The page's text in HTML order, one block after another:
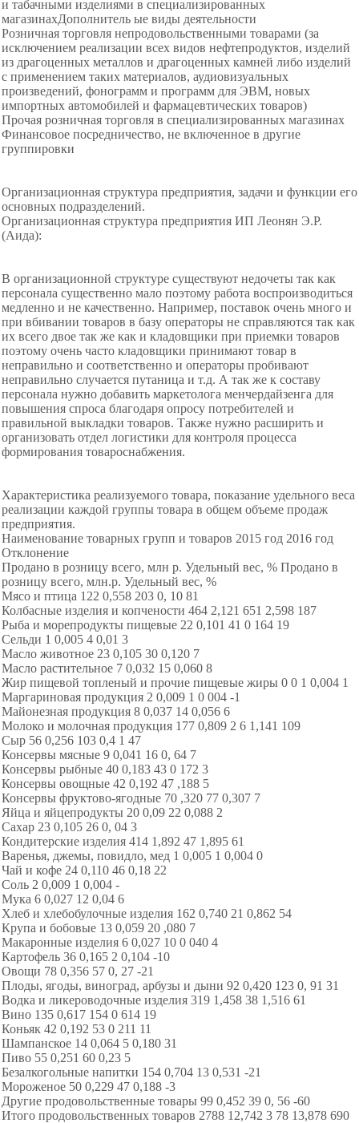
и табачными изделиями в специализированных
магазинахДополнитель ые виды деятельности
Розничная торговля непродовольственными товарами (за
исключением реализации всех видов нефтепродуктов, изделий
из драгоценных металлов и драгоценных камней либо изделий
с применением таких материалов, аудиовизуальных
произведений, фонограмм и программ для ЭВМ, новых
импортных автомобилей и фармацевтических товаров)
Прочая розничная торговля в специализированных магазинах
Финансовое посредничество, не включенное в другие
группировки
Организационная структура предприятия, задачи и функции его
основных подразделений.
Организационная структура предприятия ИП Леонян Э.Р.
(Аида):
В организационной структуре существуют недочеты так как
персонала существенно мало поэтому работа воспроизводиться
медленно и не качественно. Например, поставок очень много и
при вбивании товаров в базу операторы не справляются так как
их всего двое так же как и кладовщики при приемки товаров
поэтому очень часто кладовщики принимают товар в
неправильно и соответственно и операторы пробивают
неправильно случается путаница и т.д. А так же к составу
персонала нужно добавить маркетолога менчердайзенга для
повышения спроса благодаря опросу потребителей и
правильной выкладки товаров. Также нужно расширить и
организовать отдел логистики для контроля процесса
формирования товароснабжения.
Характеристика реализуемого товара, показание удельного веса
реализации каждой группы товара в общем объеме продаж
предприятия.
Наименование товарных групп и товаров 2015 год 2016 год
Отклонение
Продано в розницу всего, млн р. Удельный вес, % Продано в
розницу всего, млн.р. Удельный вес, %
Мясо и птица 122 0,558 203 0, 10 81
Колбасные изделия и копчености 464 2,121 651 2,598 187
Рыба и морепродукты пищевые 22 0,101 41 0 164 19
Сельди 1 0,005 4 0,01 3
Масло животное 23 0,105 30 0,120 7
Масло растительное 7 0,032 15 0,060 8
Жир пищевой топленый и прочие пищевые жиры 0 0 1 0,004 1
Маргариновая продукция 2 0,009 1 0 004 -1
Майонезная продукция 8 0,037 14 0,056 6
Молоко и молочная продукция 177 0,809 2 6 1,141 109
Сыр 56 0,256 103 0,4 1 47
Консервы мясные 9 0,041 16 0, 64 7
Консервы рыбные 40 0,183 43 0 172 3
Консервы овощные 42 0,192 47 ,188 5
Консервы фруктово-ягодные 70 ,320 77 0,307 7
Яйца и яйцепродукты 20 0,09 22 0,088 2
Сахар 23 0,105 26 0, 04 3
Кондитерские изделия 414 1,892 47 1,895 61
Варенья, джемы, повидло, мед 1 0,005 1 0,004 0
Чай и кофе 24 0,110 46 0,18 22
Соль 2 0,009 1 0,004 -
Мука 6 0,027 12 0,04 6
Хлеб и хлебобулочные изделия 162 0,740 21 0,862 54
Крупа и бобовые 13 0,059 20 ,080 7
Макаронные изделия 6 0,027 10 0 040 4
Картофель 36 0,165 2 0,104 -10
Овощи 78 0,356 57 0, 27 -21
Плоды, ягоды, виноград, арбузы и дыни 92 0,420 123 0, 91 31
Водка и ликероводочные изделия 319 1,458 38 1,516 61
Вино 135 0,617 154 0 614 19
Коньяк 42 0,192 53 0 211 11
Шампанское 14 0,064 5 0,180 31
Пиво 55 0,251 60 0,23 5
Безалкогольные напитки 154 0,704 13 0,531 -21
Мороженое 50 0,229 47 0,188 -3
Другие продовольственные товары 99 0,452 39 0, 56 -60
Итого продовольственных товаров 2788 12,742 3 78 13,878 690